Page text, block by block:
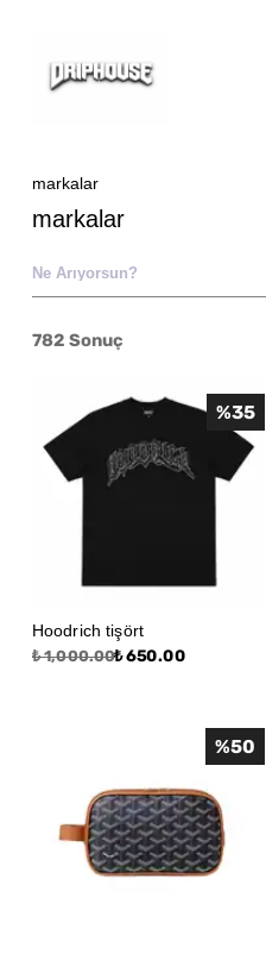
markalar
markalar
782 Sonuç
Hoodrich tişört
₺ 1,000.00₺ 650.00
%35
%50